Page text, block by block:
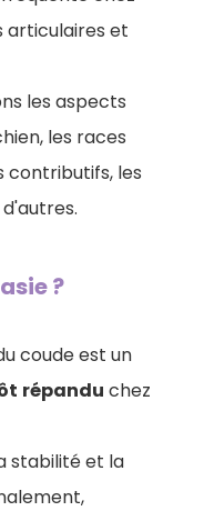
articulaires et
les aspects
les races
contributifs, les
?
coude est un
répandu chez
stabilité et la